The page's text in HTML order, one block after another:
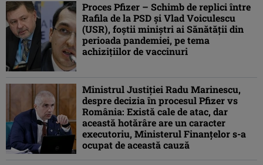
Proces Pfizer – Schimb de replici între
Rafila de la PSD şi Vlad Voiculescu
(USR), foştii miniştri ai Sănătăţii din
perioada pandemiei, pe tema
achizițiilor de vaccinuri
Ministrul Justiției Radu Marinescu,
despre decizia în procesul Pfizer vs
România: Există cale de atac, dar
această hotărâre are un caracter
executoriu, Ministerul Finanțelor s-a
ocupat de această cauză